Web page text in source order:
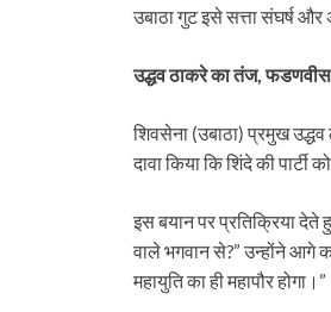
उबाठा गुट इसे सत्ता संघर्ष
उद्धव ठाकरे का तंज,
शिवसेना (उबाठा) प्रमुख
दावा किया कि शिंदे की पार्टी
इस बयान पर प्रतिक्रिया
वाले भगवान से?” उन्होंने आगे
महायुति का ही महापौर होगा।”